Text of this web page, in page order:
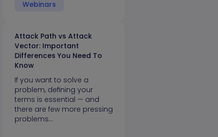
Webinars
Attack Path vs Attack
Vector: Important
Differences You Need To
Know
If you want to solve a
problem, defining your
terms is essential — and
there are few more pressing
problems…